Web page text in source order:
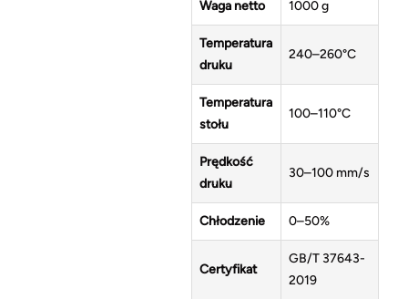
Waga netto 1000 g
Temperatura
druku
240–260°C
Temperatura
stołu
100–110°C
Prędkość
druku
30–100 mm/s
Chłodzenie 0–50%
Certyfikat
GB/T 37643-
2019